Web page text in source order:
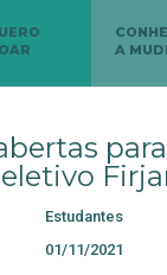
A
Estudantes
01/11/2021